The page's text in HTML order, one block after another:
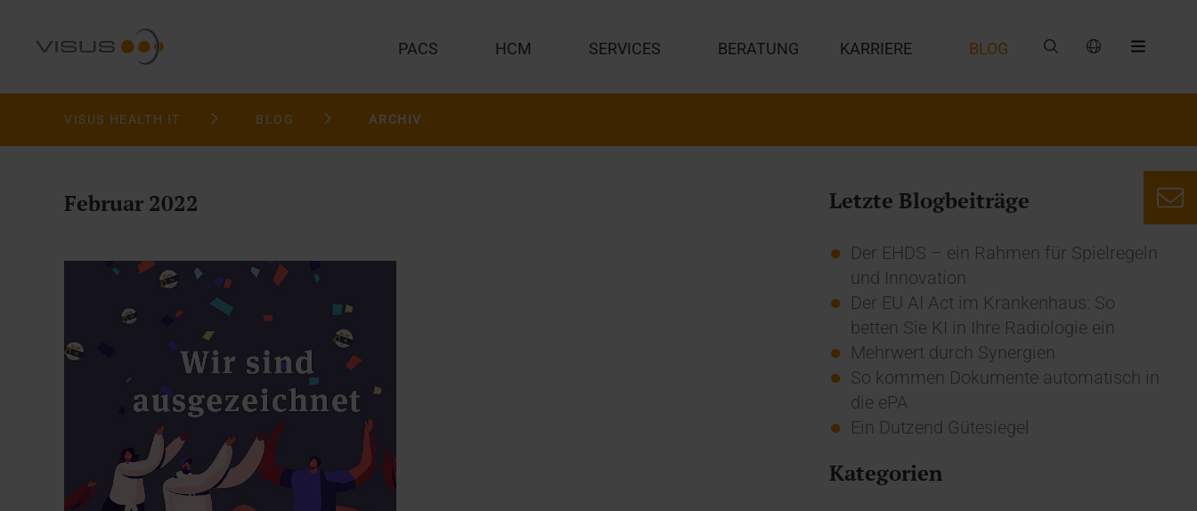
PACS HCM SERVICES BERATUNG KARRIERE BLOG
VISUS HEALTH IT BLOG ARCHIV
Februar 2022 Letzte Blogbeiträge
Der EHDS – ein Rahmen für Spielregeln
und Innovation
Der EU AI Act im Krankenhaus: So
betten Sie KI in Ihre Radiologie ein
Mehrwert durch Synergien
So kommen Dokumente automatisch in
die ePA
Ein Dutzend Gütesiegel
Kategorien